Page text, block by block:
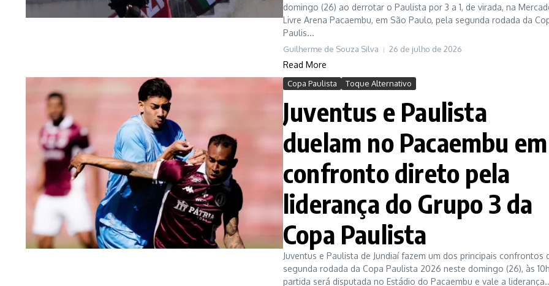
domingo (26) ao derrotar o Paulista por 3 a 1, de virada, na
Livre Arena Pacaembu, em São Paulo, pela segunda rodada da
Paulis...
Guilherme de Souza Silva 26 de julho de 2026
Read More
Copa Paulista Toque Alternativo
Juventus e Paulista
duelam no Pacaembu em
confronto direto pela
liderança do Grupo 3 da
Copa Paulista
Juventus e Paulista de Jundiaí fazem um dos principais confrontos
segunda rodada da Copa Paulista 2026 neste domingo (26), às
partida será disputada no Estádio do Pacaembu e vale a